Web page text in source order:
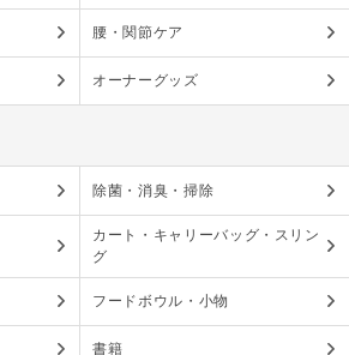
腰・関節ケア
オーナーグッズ
除菌・消臭・掃除
カート・キャリーバッグ・スリン
グ
フードボウル・小物
書籍